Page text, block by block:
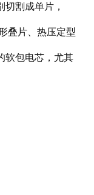
割成单片，
叠片、热压定型
软包电芯，尤其